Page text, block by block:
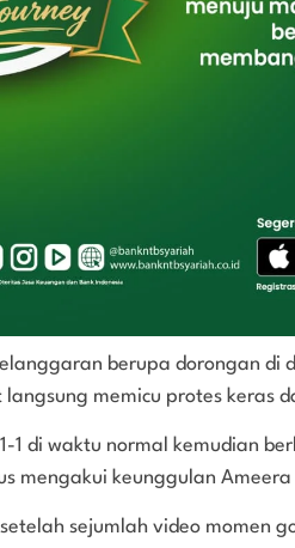
berupa dorongan di
memicu protes keras
1 di waktu normal kemudian
mengakui keunggulan
sejumlah video momen